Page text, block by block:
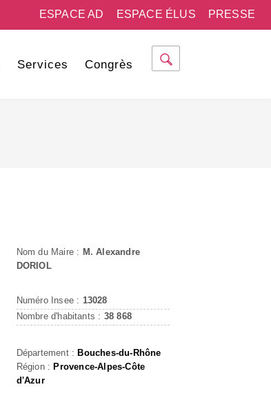
PRESSE
ESPACE ÉLUS
ESPACE AD
Services Congrès
Nom du Maire : M. Alexandre
DORIOL
Numéro Insee : 13028
Nombre d'habitants : 38 868
Département : Bouches-du-Rhône
Région : Provence-Alpes-Côte
d'Azur